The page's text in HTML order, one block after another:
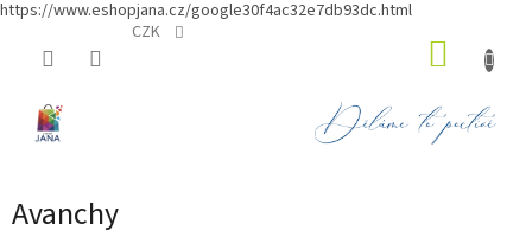
https://www.eshopjana.cz/google30f4ac32e7db93dc.html
CZK
Avanchy